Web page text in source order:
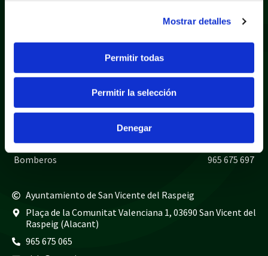
Mostrar detalles
Permitir todas
Permitir la selección
Denegar
Aviso legal
Política de cookies
Mapa web
Teléfonos de interés
Guardia civil
965 675 814
Bomberos
965 675 697
Ayuntamiento de San Vicente del Raspeig
Plaça de la Comunitat Valenciana 1, 03690 San Vicent del
Raspeig (Alacant)
965 675 065